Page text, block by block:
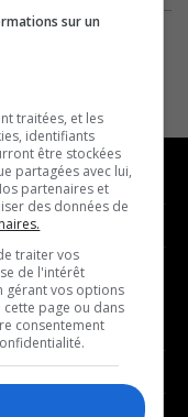
franco
sur un
traitées, et les
identifiants
être stockées
partagées avec lui,
partenaires et
des données de
traiter vos
de l'intérêt
gérant vos options
cette page ou dans
consentement